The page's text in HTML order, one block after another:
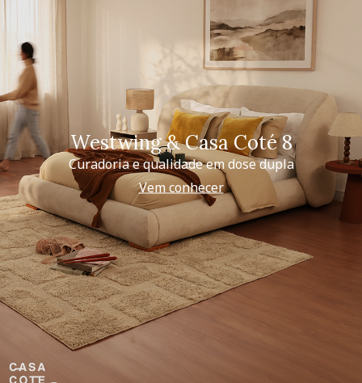
Westwing & Casa Coté 8
Curadoria e qualidade em dose dupla
Vem conhecer